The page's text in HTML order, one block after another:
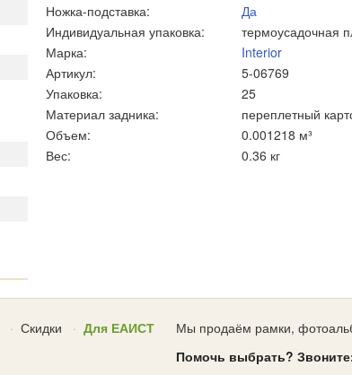
Ножка-подставка:
Да
Индивидуальная упаковка:
термоусадочная
Марка:
Interior
Артикул:
5-06769
Упаковка:
25
Материал задника:
переплетный
Объем:
0.001218 м³
Вес:
0.36 кг
Скидки Для ЕАИСТ
Мы продаём рамки,
Помочь выбрать?